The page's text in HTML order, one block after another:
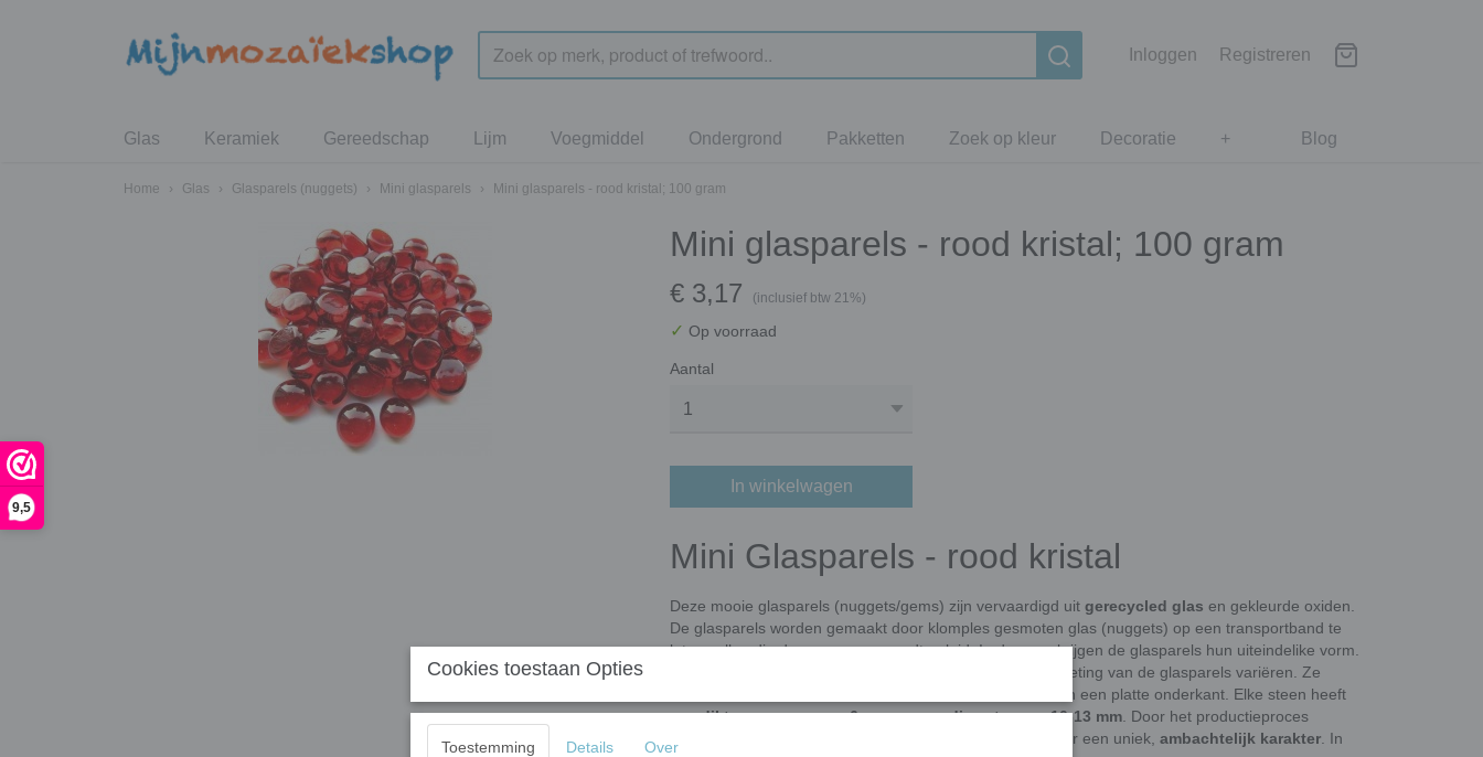
9,5
Inloggen Registreren
Blog
Glas Keramiek Gereedschap Lijm Voegmiddel Ondergrond Pakketten Zoek op kleur Decoratie +
Home › Glas › Glasparels (nuggets) › Mini glasparels › Mini glasparels - rood kristal; 100 gram
Mini glasparels - rood kristal; 100 gram
€ 3,17 (inclusief btw 21%)
✓ Op voorraad
Aantal
In winkelwagen
Mini Glasparels - rood kristal
Deze mooie glasparels (nuggets/gems) zijn vervaardigd uit gerecycled glas en gekleurde oxiden.
De glasparels worden gemaakt door klomples gesmoten glas (nuggets) op een transportband te
laten vallen die door een oven wordt geleid. In de oven krijgen de glasparels hun uiteindelike vorm.
Door het unieke fabricageproces kunnen de vorm en afmeting van de glasparels variëren. Ze
hebben een semi-ronde vorm met een bolle bovenkant en een platte onderkant. Elke steen heeft
eendikte van ongeveer 6 mm en een diameter van 10-13 mm . Door het productieproces
kunnen vorm en grootte variëren per batch, wat zorgt voor een uniek, ambachtelijk karakter . In
Cookies toestaan Opties
Toestemming Details Over